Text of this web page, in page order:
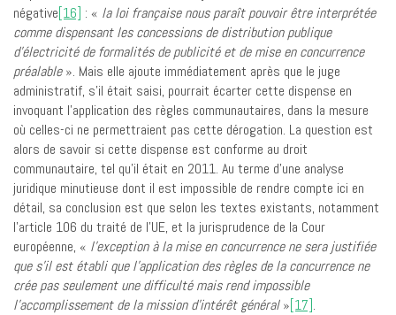
négative[16] : « la loi française nous paraît pouvoir être interprétée
comme dispensant les concessions de distribution publique
d’électricité de formalités de publicité et de mise en concurrence
préalable». Mais elle ajoute immédiatement après que le juge
administratif, s’il était saisi, pourrait écarter cette dispense en
invoquant l’application des règles communautaires, dans la mesure
où celles-ci ne permettraient pas cette dérogation. La question est
alors de savoir si cette dispense est conforme au droit
communautaire, tel qu’il était en 2011. Au terme d’une analyse
juridique minutieuse dont il est impossible de rendre compte ici en
détail, sa conclusion est que selon les textes existants, notamment
l’article 106 du traité de l’UE, et la jurisprudence de la Cour
européenne, « l’exception à la mise en concurrence ne sera justifiée
que s’il est établi que l’application des règles de la concurrence ne
crée pas seulement une difficulté mais rend impossible
l’accomplissement de la mission d’intérêt général»[17].